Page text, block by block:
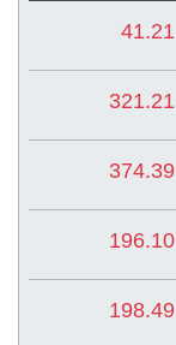
41.21
321.21
374.39
196.10
198.49